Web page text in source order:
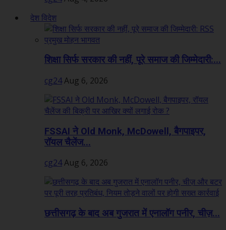
देश विदेश
शिक्षा सिर्फ सरकार की नहीं, पूरे समाज की जिम्मेदारी:...
cg24Aug 6, 2026
FSSAI ने Old Monk, McDowell, बैगपाइपर,
रॉयल चैलेंज...
cg24Aug 6, 2026
छत्तीसगढ़ के बाद अब गुजरात में एनालॉग पनीर, चीज़...